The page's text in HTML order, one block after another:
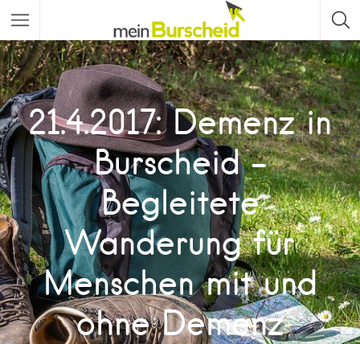
21.4.2017: Demenz in
Burscheid –
Begleitete
Wanderung für
Menschen mit und
ohne Demenz